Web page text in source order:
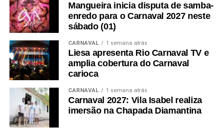
Mangueira inicia disputa de samba-
enredo para o Carnaval 2027 neste
sábado (01)
CARNAVAL 1 semana atrás
Liesa apresenta Rio Carnaval TV e
amplia cobertura do Carnaval
carioca
CARNAVAL 1 semana atrás
Carnaval 2027: Vila Isabel realiza
imersão na Chapada Diamantina